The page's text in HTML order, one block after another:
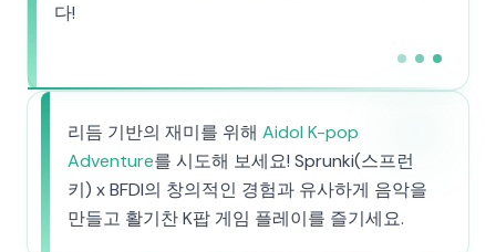
다!
리듬 기반의 재미를 위해 Aidol K-pop
Adventure를 시도해 보세요! Sprunki(스프런
키) x BFDI의 창의적인 경험과 유사하게 음악을
만들고 활기찬 K팝 게임 플레이를 즐기세요.